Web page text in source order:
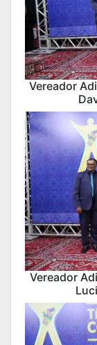
Vereador
Vereador